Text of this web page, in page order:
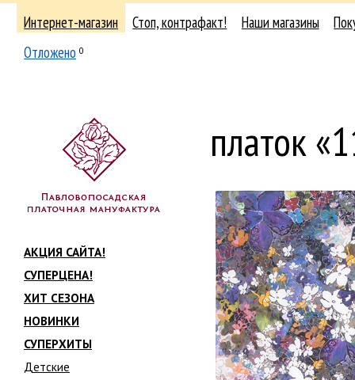
Интернет-магазин Стоп, контрафакт! Наши магазины
Отложено 0
АКЦИЯ САЙТА!
СУПЕРЦЕНА!
ХИТ СЕЗОНА
НОВИНКИ
СУПЕРХИТЫ
Детские
платок